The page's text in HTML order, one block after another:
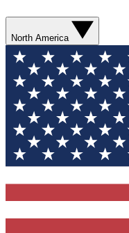
North America